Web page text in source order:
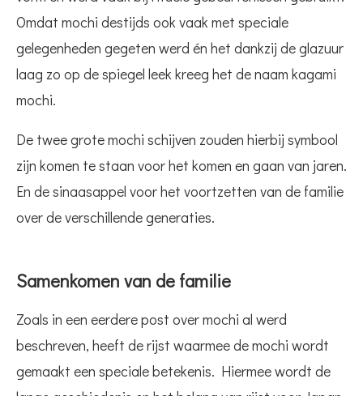
Omdat mochi destijds ook vaak met speciale
gelegenheden gegeten werd én het dankzij de glazuur
laag zo op de spiegel leek kreeg het de naam kagami
mochi.
De twee grote mochi schijven zouden hierbij symbool
zijn komen te staan voor het komen en gaan van jaren.
En de sinaasappel voor het voortzetten van de familie
over de verschillende generaties.
Samenkomen van de familie
Zoals in een eerdere post over mochi al werd
beschreven, heeft de rijst waarmee de mochi wordt
gemaakt een speciale betekenis. Hiermee wordt de